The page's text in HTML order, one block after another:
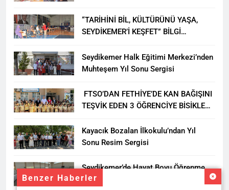
Benzer Haberler
“TARİHİNİ BİL, KÜLTÜRÜNÜ YAŞA,
SEYDİKEMER’İ KEŞFET” BİLGİ
Seydikemer Halk Eğitimi Merkezi’nden
Muhteşem Yıl Sonu Sergisi
FTSO’DAN FETHİYE’DE KAN BAĞIŞINI
TEŞVİK EDEN 3 ÖĞRENCİYE BİSİKLET
Kayacık Bozalan İlkokulu’ndan Yıl
Sonu Resim Sergisi
Seydikemer’de Hayat Boyu Öğrenme
Haftası Kadıköy Sergisiyle Başladı